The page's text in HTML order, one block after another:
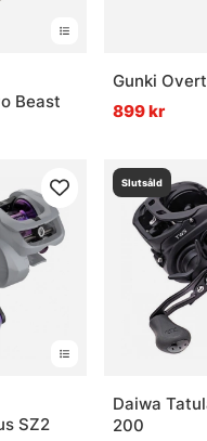
4.8 utav 5 stjärnor
Beast
Gunki
899 kr
utav 5 stjärnor
SZ2
Slutsåld
Daiwa
200